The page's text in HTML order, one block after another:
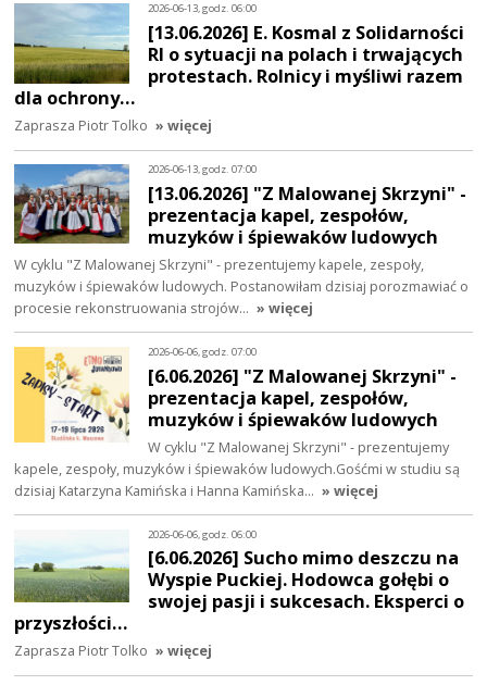
2026-06-13, godz. 06:00
[13.06.2026] E. Kosmal z Solidarności
RI o sytuacji na polach i trwających
protestach. Rolnicy i myśliwi razem
dla ochrony…
Zaprasza Piotr Tolko » więcej
2026-06-13, godz. 07:00
[13.06.2026] "Z Malowanej Skrzyni" -
prezentacja kapel, zespołów,
muzyków i śpiewaków ludowych
W cyklu "Z Malowanej Skrzyni" - prezentujemy kapele, zespoły,
muzyków i śpiewaków ludowych. Postanowiłam dzisiaj porozmawiać o
procesie rekonstruowania strojów… » więcej
2026-06-06, godz. 07:00
[6.06.2026] "Z Malowanej Skrzyni" -
prezentacja kapel, zespołów,
muzyków i śpiewaków ludowych
W cyklu "Z Malowanej Skrzyni" - prezentujemy
kapele, zespoły, muzyków i śpiewaków ludowych.Gośćmi w studiu są
dzisiaj Katarzyna Kamińska i Hanna Kamińska… » więcej
2026-06-06, godz. 06:00
[6.06.2026] Sucho mimo deszczu na
Wyspie Puckiej. Hodowca gołębi o
swojej pasji i sukcesach. Eksperci o
przyszłości…
Zaprasza Piotr Tolko » więcej